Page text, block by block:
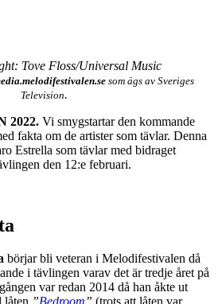
Tove Floss/Universal Music
som ägs av Sveriges
Television.
2022. Vi smygstartar den kommande
fakta om de artister som tävlar. Denna
Estrella som tävlar med bidraget
den 12:e februari.
börjar bli veteran i Melodifestivalen då
i tävlingen varav det är tredje året på
var redan 2014 då han åkte ut